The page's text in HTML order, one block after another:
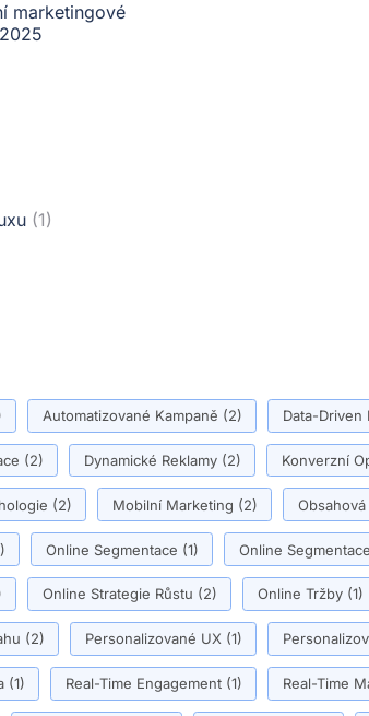
marketingové
(1)
Automatizované Kampaně (2) Data-Driven
(2) Dynamické Reklamy(2) Konverzní
(2) Mobilní Marketing (2)
Online Segmentace (1) Online
Online Strategie Růstu (2) Online Tržby(1)
(2) Personalizované UX(1)
(1) Real-Time Engagement(1) Real-Time